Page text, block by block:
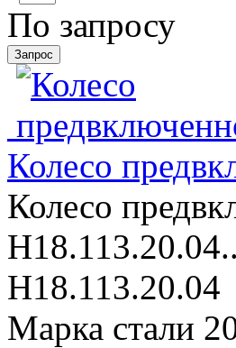
По запросу
Колесо
Колесо
Н18.113.20.04..
Н18.113.20.04
Марка стали